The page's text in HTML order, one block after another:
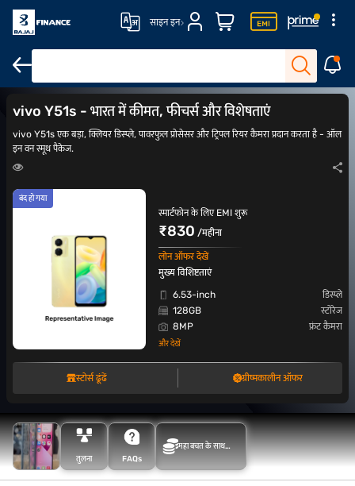
साइन इन
vivo V70 Elite vivo X200 vivo X110 vivo X60
vivo Y51s - भारत में कीमत, फीचर्स और विशेषताएं
vivo Y51s एक बड़ा, क्लियर डिस्प्ले, पावरफुल प्रोसेसर और ट्रिपल रियर कैमरा प्रदान करता है - ऑल
इन वन स्मूथ पैकेज.
बंद हो गया
स्मार्टफोन के लिए EMI शुरू
₹830 /महीना
लोन ऑफर देखें
मुख्य विशिष्टताएं
6.53-inch
डिस्प्ले
128GB
स्टोरेज
8MP
फ्रंट कैमरा
और देखें
स्टोर्स ढूंढें ग्रीष्मकालीन ऑफर
तुलना FAQs
महा बचत के साथ